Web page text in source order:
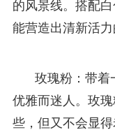
的风景线。搭配
能营造出清新活力
玫瑰粉：带着
优雅而迷人。玫
些，但又不会显